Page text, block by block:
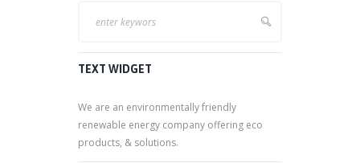
TEXT WIDGET
We are an environmentally friendly
renewable energy company offering eco
products, & solutions.